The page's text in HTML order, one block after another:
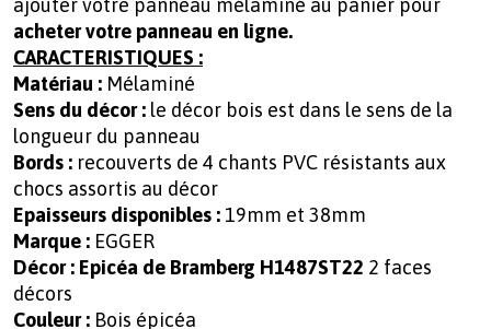
ajouter votre panneau mélaminé au panier pour
acheter votre panneau en ligne.
CARACTERISTIQUES :
Matériau : Mélaminé
Sens du décor : le décor bois est dans le sens de la
longueur du panneau
Bords : recouverts de 4 chants PVC résistants aux
chocs assortis au décor
Epaisseurs disponibles : 19mm et 38mm
Marque : EGGER
Décor : Epicéa de Bramberg H1487ST22 2 faces
décors
Couleur : Bois épicéa